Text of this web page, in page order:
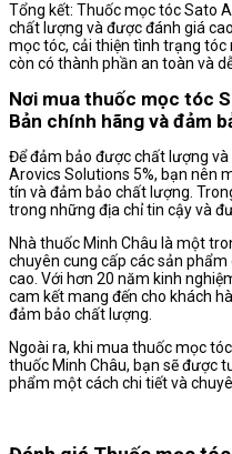
Tổng kết: Thuốc mọc tóc Sato
chất lượng và được đánh giá
mọc tóc, cải thiện tình trạng tóc
còn có thành phần an toàn và
Nơi mua thuốc mọc tóc
Bản chính hãng và đảm
Để đảm bảo được chất lượng
Arovics Solutions 5%, bạn nên
tín và đảm bảo chất lượng.
trong những địa chỉ tin cậy và
Nhà thuốc Minh Châu là một
chuyên cung cấp các sản
cao. Với hơn 20 năm kinh
cam kết mang đến cho khách
đảm bảo chất lượng.
Ngoài ra, khi mua thuốc mọc
thuốc Minh Châu, bạn sẽ được
phẩm một cách chi tiết và